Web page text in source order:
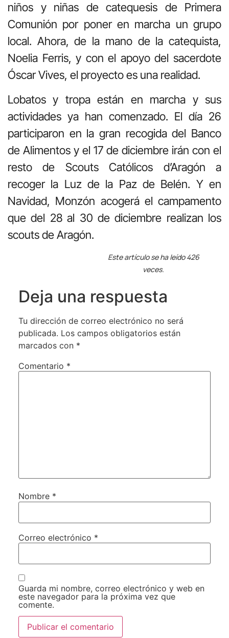
niños y niñas de catequesis de Primera
Comunión por poner en marcha un grupo
local. Ahora, de la mano de la catequista,
Noelia Ferris, y con el apoyo del sacerdote
Óscar Vives, el proyecto es una realidad.
Lobatos y tropa están en marcha y sus
actividades ya han comenzado. El día 26
participaron en la gran recogida del Banco
de Alimentos y el 17 de diciembre irán con el
resto de Scouts Católicos d’Aragón a
recoger la Luz de la Paz de Belén. Y en
Navidad, Monzón acogerá el campamento
que del 28 al 30 de diciembre realizan los
scouts de Aragón.
Este artículo se ha leído 426
veces.
Deja una respuesta
Tu dirección de correo electrónico no será
publicada. Los campos obligatorios están
marcados con *
Comentario *
Nombre *
Correo electrónico *
Guarda mi nombre, correo electrónico y web en
este navegador para la próxima vez que
comente.